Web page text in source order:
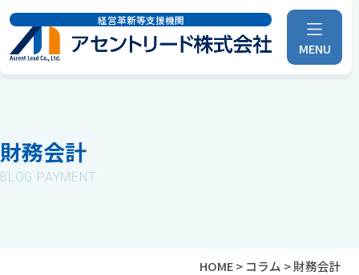
経営革新等支援機関
MENU
財務会計
BLOG PAYMENT
HOME> コラム >財務会計